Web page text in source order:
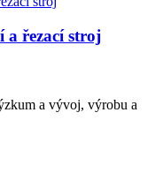
a řezací stroj
a vývoj, výrobu a